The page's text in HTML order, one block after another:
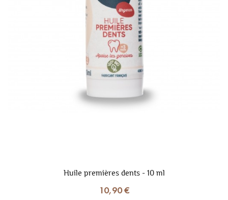
Huile premières dents - 10 ml
10,90 €